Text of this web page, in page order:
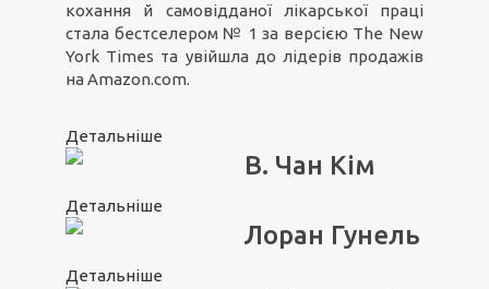
кохання й самовідданої лікарської праці
стала бестселером № 1 за версією The New
York Times та увійшла до лідерів продажів
на Amazon.com.
Детальніше
В. Чан Кім
Детальніше
Лоран Гунель
Детальніше